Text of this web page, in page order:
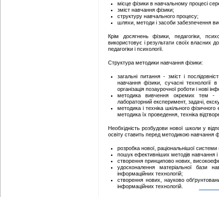
місце фізики в навчальному процесі
зміст навчання фізики;
структуру навчального процесу;
шляхи, методи і засоби забезпечення
Крім досягнень фізики, педагогіки,
використовує і результати своїх власних
педагогіки і психології.
Структура методики навчання фізики:
загальні питання - зміст і
навчання фізики, сучасні технології
організація позаурочної роботи і нові
методика вивчення окремих тем -
лабораторний експеримент, задачі,
методика і техніка шкільного
методика їх проведення, техніка
Необхідність розбудови нової школи у
освіту ставить перед методикою навчання
розробка нової, раціональнішої
пошук ефективніших методів навчання
створення принципово нових,
удосконалення матеріальної бази
інформаційних технологій;
створення нових, науково
інформаційних технологій.